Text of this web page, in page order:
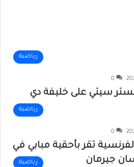
رياضية
0
سيتي على خليفة دي
رياضية
0
تقر بأحقية مبابي في
جيرمان
رياضية